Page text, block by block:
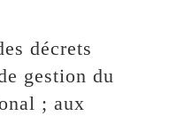
décrets
gestion du
; aux